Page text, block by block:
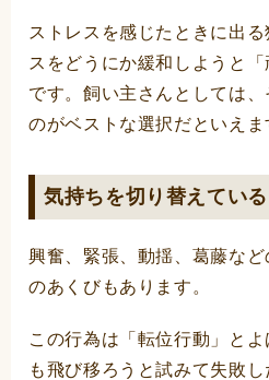
ストレスを感じたときに出
スをどうにか緩和しようと
です。飼い主さんとしては
のがベストな選択だといえま
気持ちを切り替えている
興奮、緊張、動揺、葛藤な
のあくびもあります。
この行為は「転位行動」と
も飛び移ろうと試みて失敗